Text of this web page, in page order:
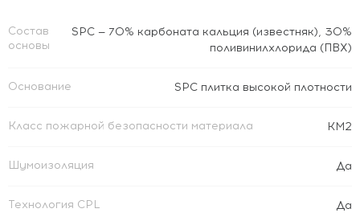
Состав
основы
SPC — 70% карбоната кальция (известняк), 30%
поливинилхлорида (ПВХ)
Основание SPC плитка высокой плотности
Класс пожарной безопасности материала КМ2
Шумоизоляция Да
Технология CPL Да